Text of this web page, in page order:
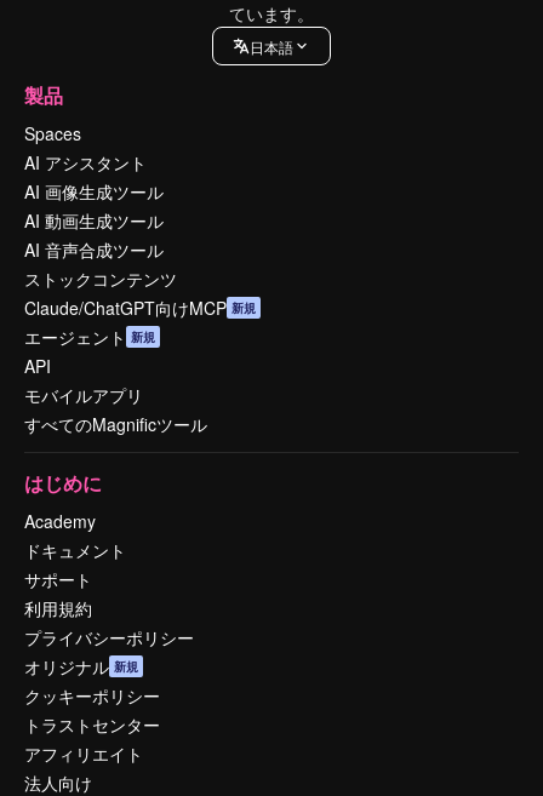
ています。
日本語
製品
Spaces
AI アシスタント
AI 画像生成ツール
AI 動画生成ツール
AI 音声合成ツール
ストックコンテンツ
Claude/ChatGPT向けMCP 新規
エージェント 新規
API
モバイルアプリ
すべてのMagnificツール
はじめに
Academy
ドキュメント
サポート
利用規約
プライバシーポリシー
オリジナル 新規
クッキーポリシー
トラストセンター
アフィリエイト
法人向け